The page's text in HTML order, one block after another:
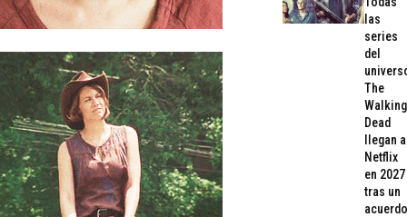
las
series
del
The
Walking
Dead
llegan a
Netflix
en 2027
tras un
acuerdo